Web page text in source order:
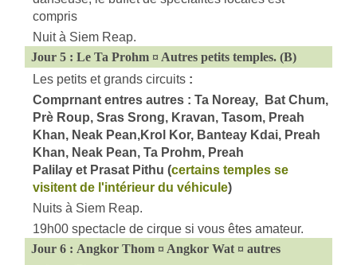
compris
Nuit à Siem Reap.
Jour 5 : Le Ta Prohm ¤ Autres petits temples. (B)
Les petits et grands circuits :
Comprnant entres autres : Ta Noreay,
Bat Chum,
Prè Roup,Sras Srong, Kravan, Tasom, Preah
Khan, Neak Pean,Krol Kor, Banteay Kdai, Preah
Khan, Neak Pean,Ta Prohm, Preah
Palilay et Prasat Pithu (certains temples se
visitent de l'intérieur du véhicule)
Nuits à Siem Reap.
19h00 spectacle de cirque si vous êtes amateur.
Jour 6 : Angkor Thom ¤ Angkor Wat ¤ autres